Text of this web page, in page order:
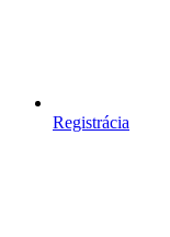
Registrácia